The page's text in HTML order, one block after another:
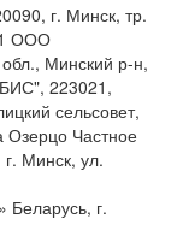
г. Минск, тр.
ООО
Минский р-н,
223021,
сельсовет,
Озерцо Частное
Минск, ул.
г.